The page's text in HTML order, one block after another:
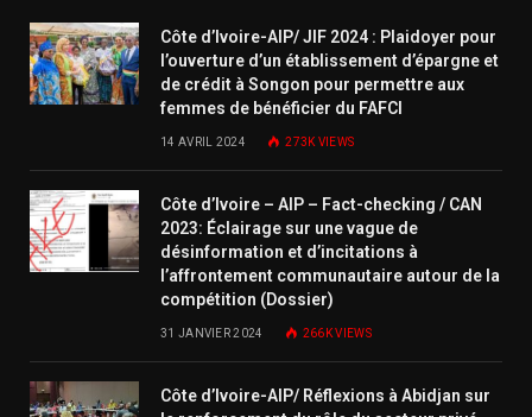
Côte d’Ivoire-AIP/ JIF 2024 : Plaidoyer pour
l’ouverture d’un établissement d’épargne et
de crédit à Songon pour permettre aux
femmes de bénéficier du FAFCI
14 AVRIL 2024 273K VIEWS
Côte d’Ivoire – AIP – Fact-checking / CAN
2023: Éclairage sur une vague de
désinformation et d’incitations à
l’affrontement communautaire autour de la
compétition (Dossier)
31 JANVIER 2024 266KVIEWS
Côte d’Ivoire-AIP/ Réflexions à Abidjan sur